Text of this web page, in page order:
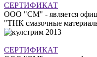
СЕРТИФИКАТ
ООО "СМ" - является
"ТНК смазочные
СЕРТИФИКАТ